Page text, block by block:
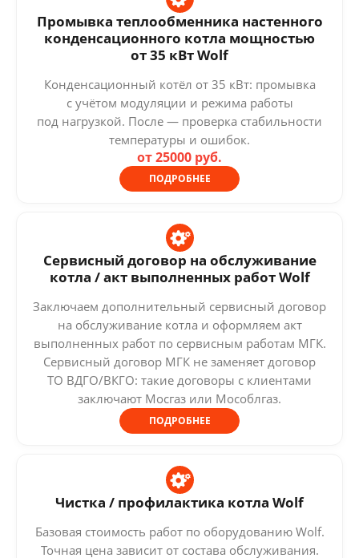
Промывка теплообменника настенного
конденсационного котла мощностью
от 35 кВт Wolf
Конденсационный котёл от 35 кВт: промывка
с учётом модуляции и режима работы
под нагрузкой. После — проверка стабильности
температуры и ошибок.
от 25000 руб.
ПОДРОБНЕЕ
Сервисный договор на обслуживание
котла / акт выполненных работ Wolf
Заключаем дополнительный сервисный договор
на обслуживание котла и оформляем акт
выполненных работ по сервисным работам МГК.
Сервисный договор МГК не заменяет договор
ТО ВДГО/ВКГО: такие договоры с клиентами
заключают Мосгаз или Мособлгаз.
ПОДРОБНЕЕ
Чистка / профилактика котла Wolf
Базовая стоимость работ по оборудованию Wolf.
Точная цена зависит от состава обслуживания.